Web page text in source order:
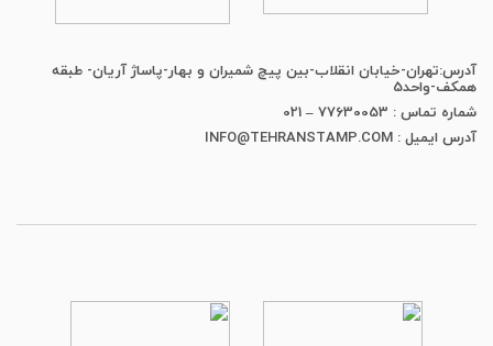
آدرس:تهران-خیابان انقلاب-بین پیچ شمیران و بهار-پاساژ آریان- طبقه
همکف-واحد5
شماره تماس : 77630053 – 021
آدرس ایمیل : INFO@TEHRANSTAMP.COM